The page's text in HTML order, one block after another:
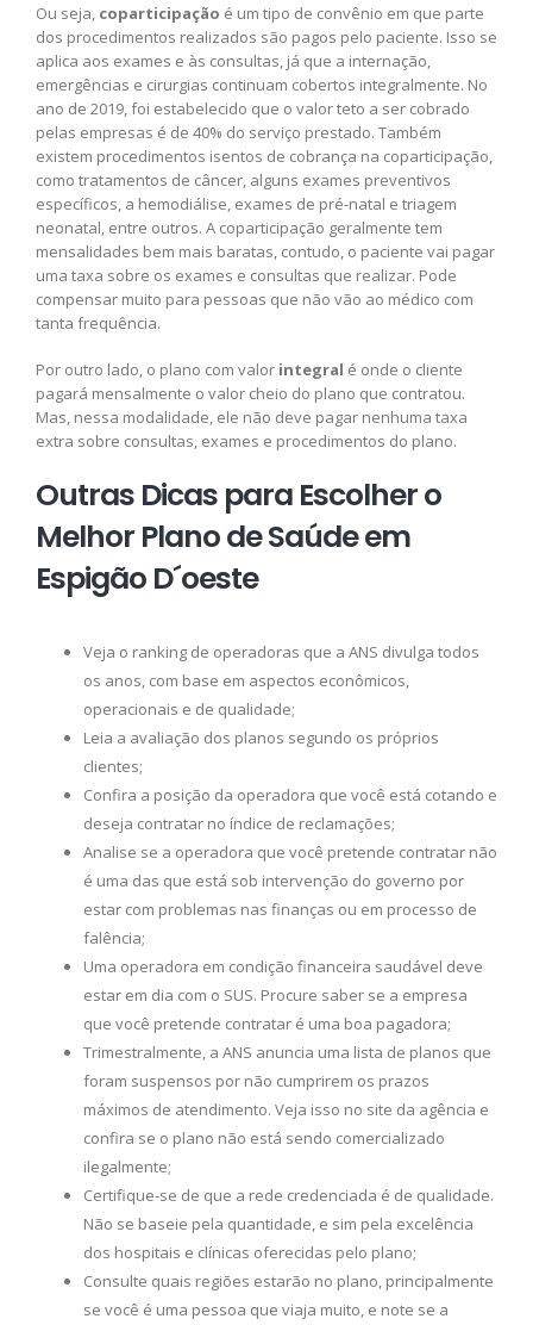
Ou seja, coparticipação é um tipo de convênio em que parte
dos procedimentos realizados são pagos pelo paciente. Isso se
aplica aos exames e às consultas, já que a internação,
emergências e cirurgias continuam cobertos integralmente. No
ano de 2019, foi estabelecido que o valor teto a ser cobrado
pelas empresas é de 40% do serviço prestado. Também
existem procedimentos isentos de cobrança na coparticipação,
como tratamentos de câncer, alguns exames preventivos
específicos, a hemodiálise, exames de pré-natal e triagem
neonatal, entre outros. A coparticipação geralmente tem
mensalidades bem mais baratas, contudo, o paciente vai pagar
uma taxa sobre os exames e consultas que realizar. Pode
compensar muito para pessoas que não vão ao médico com
tanta frequência.
Por outro lado, o plano com valor integral é onde o cliente
pagará mensalmente o valor cheio do plano que contratou.
Mas, nessa modalidade, ele não deve pagar nenhuma taxa
extra sobre consultas, exames e procedimentos do plano.
Outras Dicas para Escolher o
Melhor Plano de Saúde em
Espigão D´oeste
Veja o ranking de operadoras que a ANS divulga todos
os anos, com base em aspectos econômicos,
operacionais e de qualidade;
Leia a avaliação dos planos segundo os próprios
clientes;
Confira a posição da operadora que você está cotando e
deseja contratar no índice de reclamações;
Analise se a operadora que você pretende contratar não
é uma das que está sob intervenção do governo por
estar com problemas nas finanças ou em processo de
falência;
Uma operadora em condição financeira saudável deve
estar em dia com o SUS. Procure saber se a empresa
que você pretende contratar é uma boa pagadora;
Trimestralmente, a ANS anuncia uma lista de planos que
foram suspensos por não cumprirem os prazos
máximos de atendimento. Veja isso no site da agência e
confira se o plano não está sendo comercializado
ilegalmente;
Certifique-se de que a rede credenciada é de qualidade.
Não se baseie pela quantidade, e sim pela excelência
dos hospitais e clínicas oferecidas pelo plano;
Consulte quais regiões estarão no plano, principalmente
se você é uma pessoa que viaja muito, e note se a